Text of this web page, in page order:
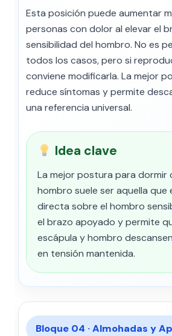
Esta posición puede aumentar
personas con dolor al elevar el
sensibilidad del hombro. No es
todos los casos, pero si
conviene modificarla. La mejor
reduce síntomas y permite
una referencia universal.
Idea clave
La mejor postura para dormir
hombro suele ser aquella que
directa sobre el hombro
el brazo apoyado y permite
escápula y hombro
en tensión mantenida.
Bloque 04 · Almohadas y